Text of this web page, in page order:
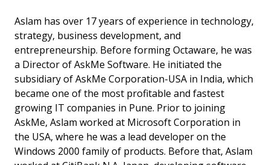
Aslam has over 17 years of experience in technology,
strategy, business development, and
entrepreneurship. Before forming Octaware, he was
a Director of AskMe Software. He initiated the
subsidiary of AskMe Corporation-USA in India, which
became one of the most profitable and fastest
growing IT companies in Pune. Prior to joining
AskMe, Aslam worked at Microsoft Corporation in
the USA, where he was a lead developer on the
Windows 2000 family of products. Before that, Aslam